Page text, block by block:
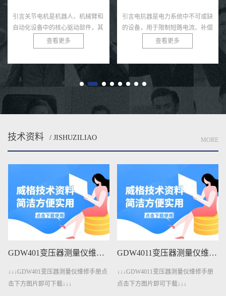
引言关节电机是机器人、机械臂和
自动化设备中的核心驱动部件，其
力矩输出直接决定了系统的运动精
度、负载能力和稳定性。无论是工
查看更多
引言电抗器是电力系统中不可或缺
的设备，用于限制短路电流、补偿
无功功率和滤除谐波，广泛应用于
变电站、输配电网络和工业电力系
压、...
查看更多
技术资料 / JISHUZILIAO MORE
GDW401变压器测量仪维修手册下载
↓↓↓GDW401变压器测量仪维修手册点
击下方图片即可下载↓↓↓
GDW4011变压器测量仪维修手册下载
↓↓↓GDW4011变压器测量仪维修手册
点击下方图片即可下载↓↓↓